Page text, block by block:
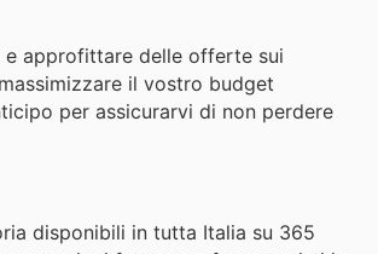
e approfittare delle offerte sui
il vostro budget
per assicurarvi di non perdere
disponibili in tutta Italia su 365